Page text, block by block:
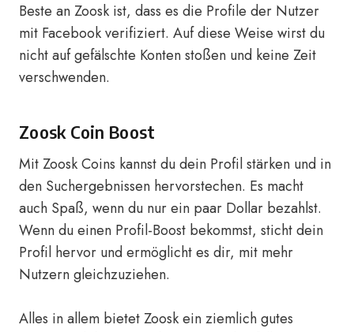
Beste an Zoosk ist, dass es die Profile der Nutzer
mit Facebook verifiziert. Auf diese Weise wirst du
nicht auf gefälschte Konten stoßen und keine Zeit
verschwenden.
Zoosk Coin Boost
Mit Zoosk Coins kannst du dein Profil stärken und in
den Suchergebnissen hervorstechen. Es macht
auch Spaß, wenn du nur ein paar Dollar bezahlst.
Wenn du einen Profil-Boost bekommst, sticht dein
Profil hervor und ermöglicht es dir, mit mehr
Nutzern gleichzuziehen.
Alles in allem bietet Zoosk ein ziemlich gutes